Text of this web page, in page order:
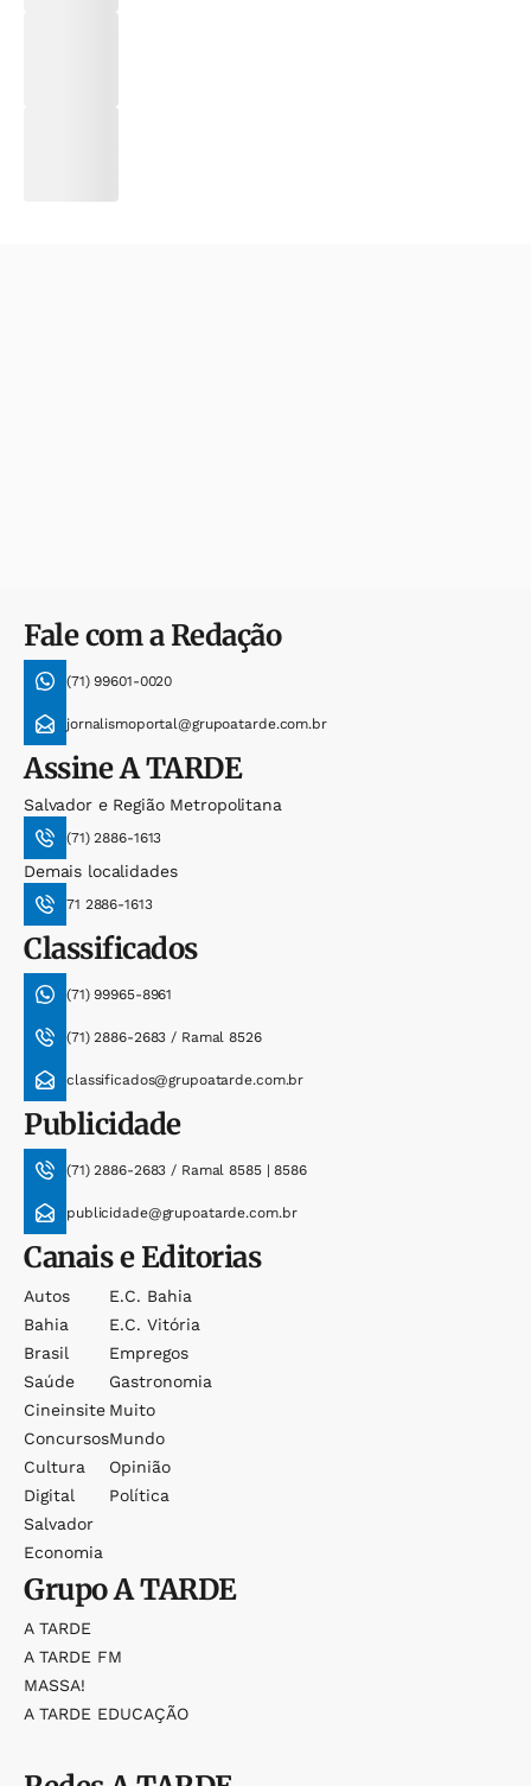
Fale com a Redação
(71) 99601-0020
jornalismoportal@grupoatarde.com.br
AssineA TARDE
Salvador e Região Metropolitana
(71) 2886-1613
Demais localidades
71 2886-1613
Classificados
(71) 99965-8961
(71) 2886-2683 / Ramal 8526
classificados@grupoatarde.com.br
Publicidade
(71) 2886-2683 / Ramal 8585 | 8586
publicidade@grupoatarde.com.br
Canais e Editorias
Autos
Bahia
Brasil
Saúde
Cineinsite
Concursos
Cultura
Digital
Salvador
Economia
E.c. Bahia
E.c. Vitória
Empregos
Gastronomia
Muito
Mundo
Opinião
Política
GrupoA TARDE
A TARDE
A TARDE FM
MASSA!
A TARDE EDUCAÇÃO